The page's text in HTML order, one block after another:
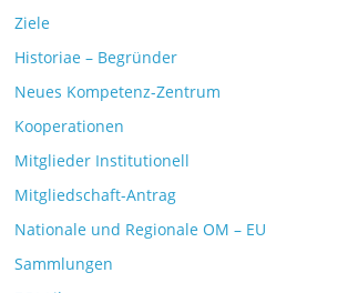
Ziele
Historiae – Begründer
Neues Kompetenz-Zentrum
Kooperationen
Mitglieder Institutionell
Mitgliedschaft-Antrag
Nationale und Regionale OM – EU
Sammlungen